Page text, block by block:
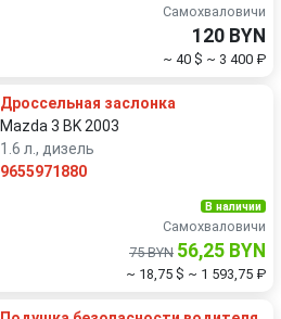
Самохваловичи
120 BYN
~ 40 $ ~ 3 400 ₽
Дроссельная заслонка
Mazda 3 BK 2003
1.6 л., дизель
9655971880
В наличии
Самохваловичи
75 BYN 56,25 BYN
~ 18,75 $ ~ 1 593,75 ₽